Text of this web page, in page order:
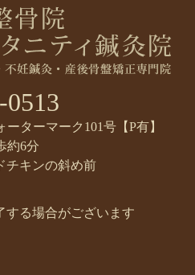
ターマーク101号【P有】
約6分
チキンの斜め前
る場合がございます